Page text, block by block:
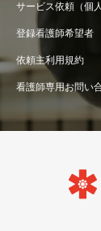
サービス依頼（個人
登録看護師希望者
依頼主利用規約
看護師専用お問い